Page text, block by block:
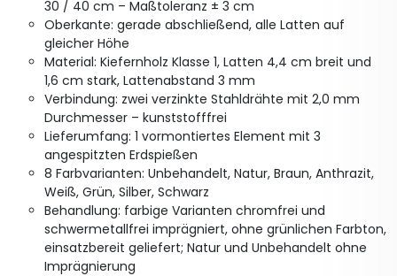
30 / 40 cm – Maßtoleranz ± 3 cm
Oberkante: gerade abschließend, alle Latten auf
gleicher Höhe
Material: Kiefernholz Klasse 1, Latten 4,4 cm breit und
1,6 cm stark, Lattenabstand 3 mm
Verbindung: zwei verzinkte Stahldrähte mit 2,0 mm
Durchmesser – kunststofffrei
Lieferumfang: 1 vormontiertes Element mit 3
angespitzten Erdspießen
8 Farbvarianten: Unbehandelt, Natur, Braun, Anthrazit,
Weiß, Grün, Silber, Schwarz
Behandlung: farbige Varianten chromfrei und
schwermetallfrei imprägniert, ohne grünlichen Farbton,
einsatzbereit geliefert; Natur und Unbehandelt ohne
Imprägnierung